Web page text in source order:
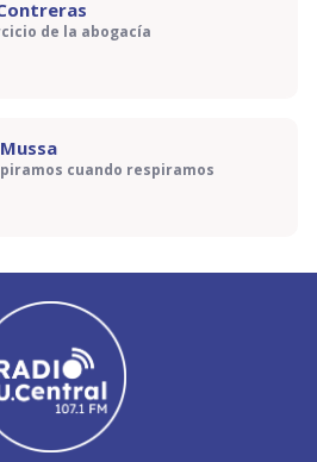
de la abogacía
cuando respiramos